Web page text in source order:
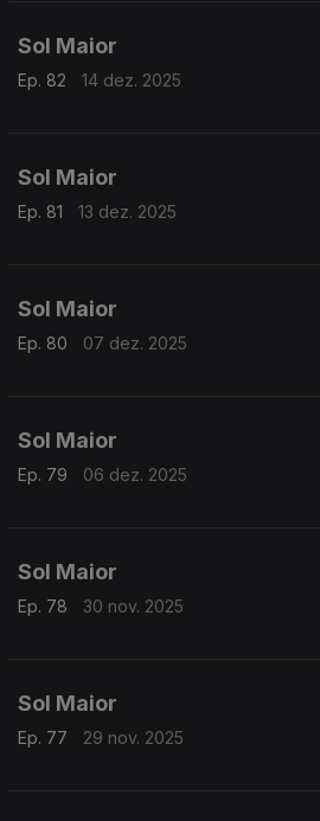
Sol Maior
Ep. 82 14 dez. 2025
Sol Maior
Ep. 81 13 dez. 2025
Sol Maior
Ep. 80 07 dez. 2025
Sol Maior
Ep. 79 06 dez. 2025
Sol Maior
Ep. 78 30 nov. 2025
Sol Maior
Ep. 77 29 nov. 2025